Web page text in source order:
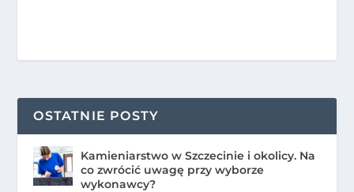
OSTATNIE POSTY
Kamieniarstwo w Szczecinie i okolicy. Na
co zwrócić uwagę przy wyborze
wykonawcy?